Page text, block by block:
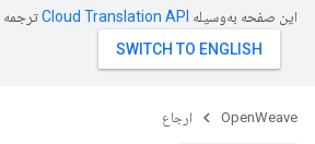
این صفحه به‌وسیله
OpenWeave ارجاع